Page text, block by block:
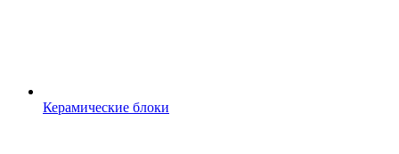
Керамические блоки